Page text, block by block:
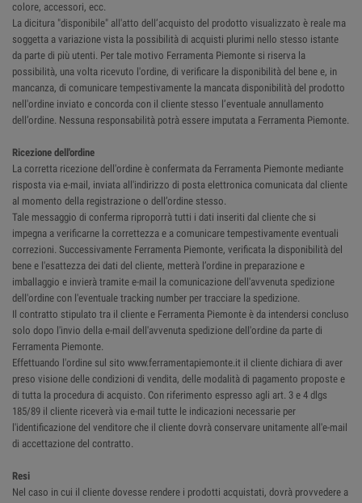
colore, accessori, ecc.
La dicitura "disponibile" all'atto dell’acquisto del prodotto visualizzato è reale ma
soggetta a variazione vista la possibilità di acquisti plurimi nello stesso istante
da parte di più utenti. Per tale motivo Ferramenta Piemonte si riserva la
possibilità, una volta ricevuto l'ordine, di verificare la disponibilità del bene e, in
mancanza, di comunicare tempestivamente la mancata disponibilità del prodotto
nell'ordine inviato e concorda con il cliente stesso l’eventuale annullamento
dell’ordine. Nessuna responsabilità potrà essere imputata a Ferramenta Piemonte.
Ricezione dell'ordine
La corretta ricezione dell'ordine è confermata da Ferramenta Piemonte mediante
risposta via e-mail, inviata all'indirizzo di posta elettronica comunicata dal cliente
al momento della registrazione o dell’ordine stesso.
Tale messaggio di conferma riproporrà tutti i dati inseriti dal cliente che si
impegna a verificarne la correttezza e a comunicare tempestivamente eventuali
correzioni. Successivamente Ferramenta Piemonte, verificata la disponibilità del
bene e l'esattezza dei dati del cliente, metterà l’ordine in preparazione e
imballaggio e invierà tramite e-mail la comunicazione dell'avvenuta spedizione
dell'ordine con l'eventuale tracking number per tracciare la spedizione.
Il contratto stipulato tra il cliente e Ferramenta Piemonte è da intendersi concluso
solo dopo l'invio della e-mail dell'avvenuta spedizione dell'ordine da parte di
Ferramenta Piemonte.
Effettuando l'ordine sul sito www.ferramentapiemonte.it il cliente dichiara di aver
preso visione delle condizioni di vendita, delle modalità di pagamento proposte e
di tutta la procedura di acquisto. Con riferimento espresso agli art. 3 e 4 dlgs
185/89 il cliente riceverà via e-mail tutte le indicazioni necessarie per
l'identificazione del venditore che il cliente dovrà conservare unitamente all'e-mail
di accettazione del contratto.
Resi
Nel caso in cui il cliente dovesse rendere i prodotti acquistati, dovrà provvedere a